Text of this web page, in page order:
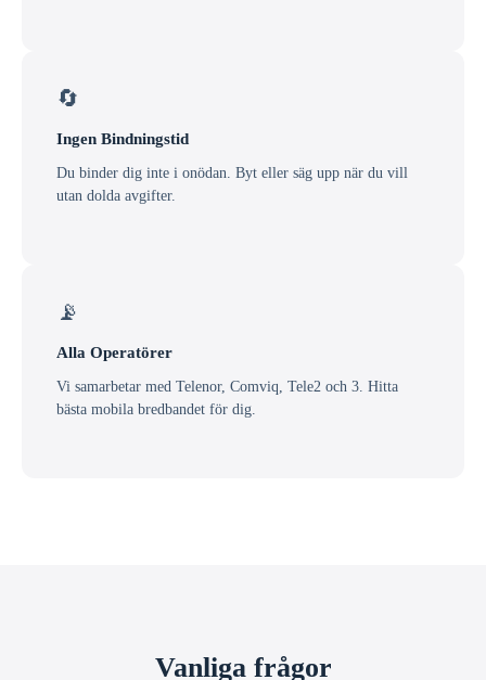
🔄
Ingen Bindningstid
Du binder dig inte i onödan. Byt eller säg upp när du vill
utan dolda avgifter.
📡
Alla Operatörer
Vi samarbetar med Telenor, Comviq, Tele2 och 3. Hitta
bästa mobila bredbandet för dig.
Vanliga frågor